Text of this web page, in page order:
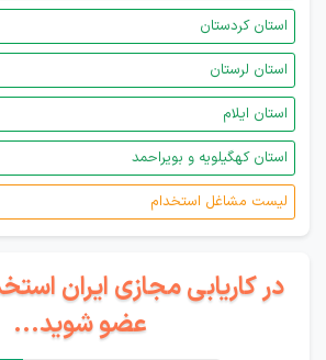
استان کردستان
استان لرستان
استان ایلام
استان کهگیلویه و بویراحمد
لیست مشاغل استخدام
در کاریابی مجازی ایران
عضو شوید...